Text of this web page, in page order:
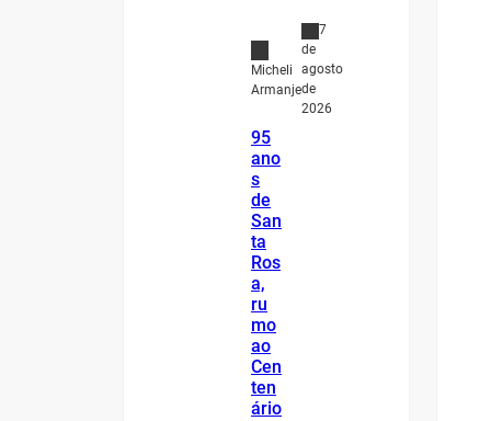
Micheli
Armanje
7
de
agosto
de
2026
95
ano
s
de
San
ta
Ros
a,
ru
mo
ao
Cen
ten
ário